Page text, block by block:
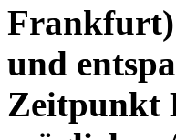
Frankfurt)
und
Zeitpunkt